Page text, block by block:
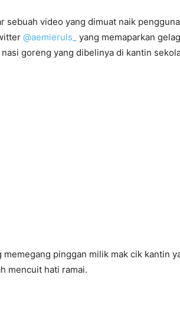
sebuah video yang dimuat naik
@aemieruls_ yang memaparkan
goreng yang dibelinya di kantin
memegang pinggan milik mak cik kantin
mencuit hati ramai.